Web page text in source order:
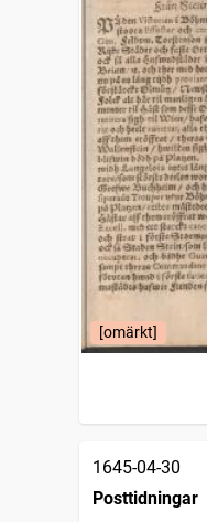
[omärkt]
1645-04-30
Posttidningar